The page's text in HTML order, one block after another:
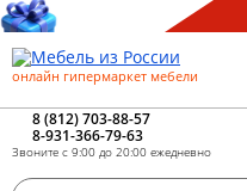
онлайн гипермаркет мебели
8 (812) 703-88-57
8-931-366-79-63
Звоните с 9:00 до 20:00 ежедневно